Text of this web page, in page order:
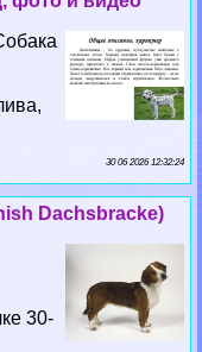
30 06 2026 12:32:24
Dachsbracke)
30-